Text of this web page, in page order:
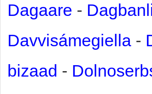
Dagaare -
Davvisámegiella -
bizaad -